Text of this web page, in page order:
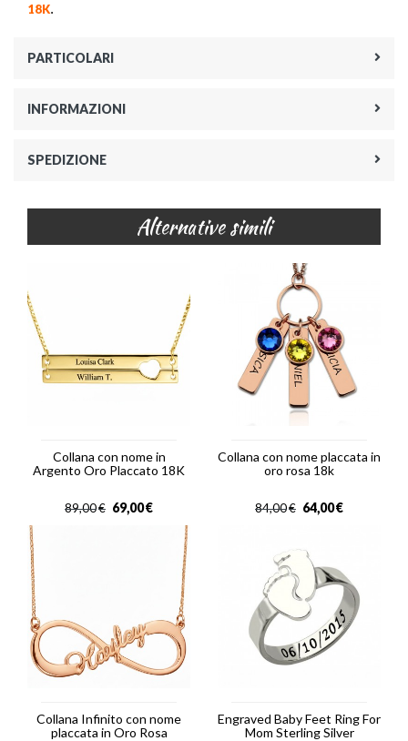
18K.
PARTICOLARI
INFORMAZIONI
SPEDIZIONE
Alternative simili
Collana con nome in
Argento Oro Placcato 18K
€
89,00 €
69,00
Collana con nome placcata in
oro rosa 18k
€
84,00 €
64,00
Collana Infinito con nome
placcata in Oro Rosa
Engraved Baby Feet Ring For
Mom Sterling Silver